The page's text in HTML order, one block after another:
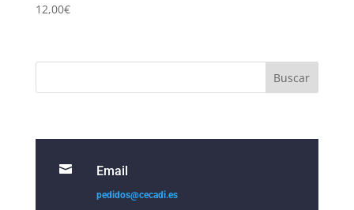
12,00€
 Email
pedidos@cecadi.es